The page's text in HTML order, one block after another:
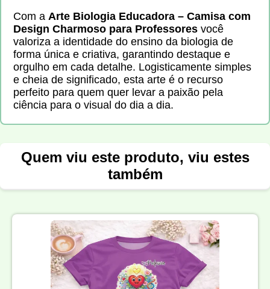
Com a Arte Biologia Educadora – Camisa com
Design Charmoso para Professores você
valoriza a identidade do ensino da biologia de
forma única e criativa, garantindo destaque e
orgulho em cada detalhe. Logisticamente simples
e cheia de significado, esta arte é o recurso
perfeito para quem quer levar a paixão pela
ciência para o visual do dia a dia.
Quem viu este produto, viu estes
também